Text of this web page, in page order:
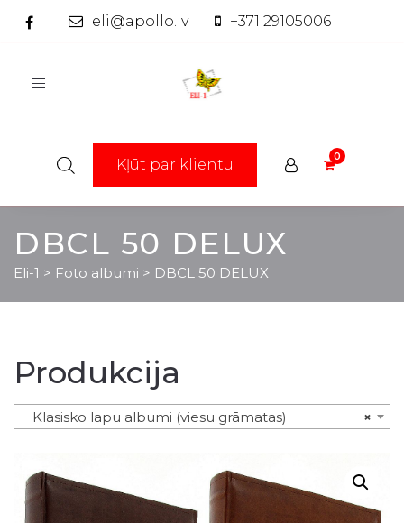
eli@apollo.lv +371 29105006
Toggle
Kļūt par klientu
DBCL 50 DELUX
Eli-1 > Foto albumi > DBCL 50 DELUX
Produkcija
×
Klasisko lapu albumi (viesu grāmatas)